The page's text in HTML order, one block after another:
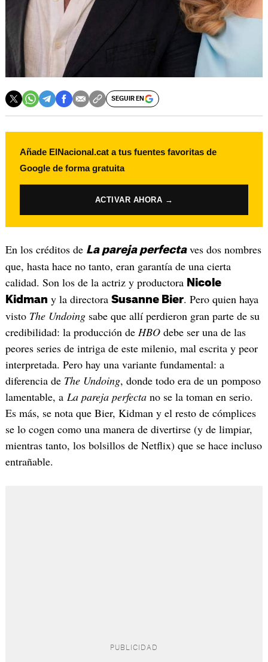
SEGUIR EN
Añade ElNacional.cat a tus fuentes favoritas de
Google de forma gratuita
ACTIVAR AHORA →
En los créditos de La pareja perfectaves dos nombres
que, hasta hace no tanto, eran garantía de una cierta
calidad. Son los de la actriz y productora Nicole
Kidman y la directora Susanne Bier. Pero quien haya
visto The Undoingsabe que allí perdieron gran parte de su
credibilidad: la producción de HBOdebe ser una de las
peores series de intriga de este milenio, mal escrita y peor
interpretada. Pero hay una variante fundamental: a
diferencia de The Undoing, donde todo era de un pomposo
lamentable, a La pareja perfectano se la toman en serio.
Es más, se nota que Bier, Kidman y el resto de cómplices
se lo cogen como una manera de divertirse (y de limpiar,
mientras tanto, los bolsillos de Netflix) que se hace incluso
entrañable.